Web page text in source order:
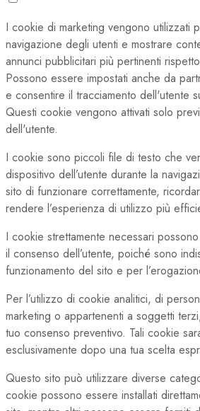
I cookie di marketing vengono utilizzati
navigazione degli utenti e mostrare
annunci pubblicitari più pertinenti
Possono essere impostati anche da
e consentire il tracciamento dell'utente
Questi cookie vengono attivati solo
dell'utente.
I cookie sono piccoli file di testo che
dispositivo dell’utente durante la
sito di funzionare correttamente,
rendere l’esperienza di utilizzo più
I cookie strettamente necessari
il consenso dell’utente, poiché sono
funzionamento del sito e per
Per l’utilizzo di cookie analitici, di
marketing o appartenenti a soggetti
tuo consenso preventivo. Tali cookie
esclusivamente dopo una tua scelta
Questo sito può utilizzare diverse
cookie possono essere installati